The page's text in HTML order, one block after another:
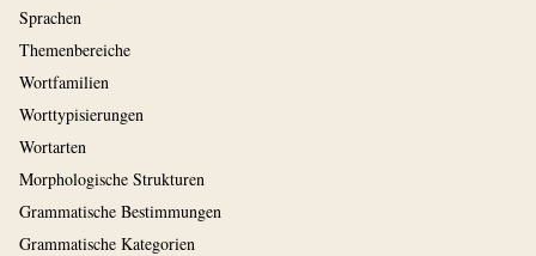
Sprachen
Themenbereiche
Wortfamilien
Worttypisierungen
Wortarten
Morphologische Strukturen
Grammatische Bestimmungen
Grammatische Kategorien